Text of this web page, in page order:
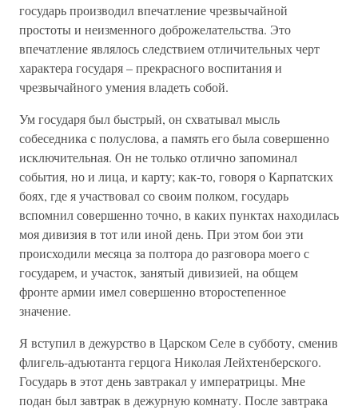
государь производил впечатление чрезвычайной
простоты и неизменного доброжелательства. Это
впечатление являлось следствием отличительных черт
характера государя – прекрасного воспитания и
чрезвычайного умения владеть собой.
Ум государя был быстрый, он схватывал мысль
собеседника с полуслова, а память его была совершенно
исключительная. Он не только отлично запоминал
события, но и лица, и карту; как-то, говоря о Карпатских
боях, где я участвовал со своим полком, государь
вспомнил совершенно точно, в каких пунктах находилась
моя дивизия в тот или иной день. При этом бои эти
происходили месяца за полтора до разговора моего с
государем, и участок, занятый дивизией, на общем
фронте армии имел совершенно второстепенное
значение.
Я вступил в дежурство в Царском Селе в субботу, сменив
флигель-адъютанта герцога Николая Лейхтенберского.
Государь в этот день завтракал у императрицы. Мне
подан был завтрак в дежурную комнату. После завтрака